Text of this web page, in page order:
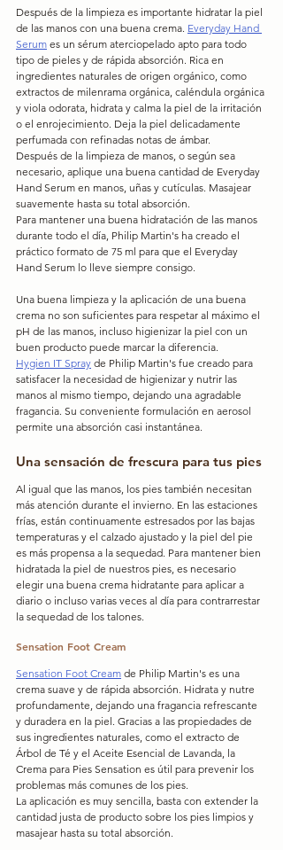
Después de la limpieza es importante hidratar la piel
de las manos con una buena crema. Everyday Hand
Serum es un sérum aterciopelado apto para todo
tipo de pieles y de rápida absorción. Rica en
ingredientes naturales de origen orgánico, como
extractos de milenrama orgánica, caléndula orgánica
y viola odorata, hidrata y calma la piel de la irritación
o el enrojecimiento. Deja la piel delicadamente
perfumada con refinadas notas de ámbar.
Después de la limpieza de manos, o según sea
necesario, aplique una buena cantidad de Everyday
Hand Serum en manos, uñas y cutículas. Masajear
suavemente hasta su total absorción.
Para mantener una buena hidratación de las manos
durante todo el día, Philip Martin's ha creado el
práctico formato de 75 ml para que el Everyday
Hand Serum lo lleve siempre consigo.
Una buena limpieza y la aplicación de una buena
crema no son suficientes para respetar al máximo el
pH de las manos, incluso higienizar la piel con un
buen producto puede marcar la diferencia.
Hygien IT Spray de Philip Martin's fue creado para
satisfacer la necesidad de higienizar y nutrir las
manos al mismo tiempo, dejando una agradable
fragancia. Su conveniente formulación en aerosol
permite una absorción casi instantánea.
Una sensación de frescura para tus pies
Al igual que las manos, los pies también necesitan
más atención durante el invierno. En las estaciones
frías, están continuamente estresados ​​por las bajas
temperaturas y el calzado ajustado y la piel del pie
es más propensa a la sequedad. Para mantener bien
hidratada la piel de nuestros pies, es necesario
elegir una buena crema hidratante para aplicar a
diario o incluso varias veces al día para contrarrestar
la sequedad de los talones.
Sensation Foot Cream
Sensation Foot Cream de Philip Martin's es una
crema suave y de rápida absorción. Hidrata y nutre
profundamente, dejando una fragancia refrescante
y duradera en la piel. Gracias a las propiedades de
sus ingredientes naturales, como el extracto de
Árbol de Té y el Aceite Esencial de Lavanda, la
Crema para Pies Sensation es útil para prevenir los
problemas más comunes de los pies.
La aplicación es muy sencilla, basta con extender la
cantidad justa de producto sobre los pies limpios y
masajear hasta su total absorción.